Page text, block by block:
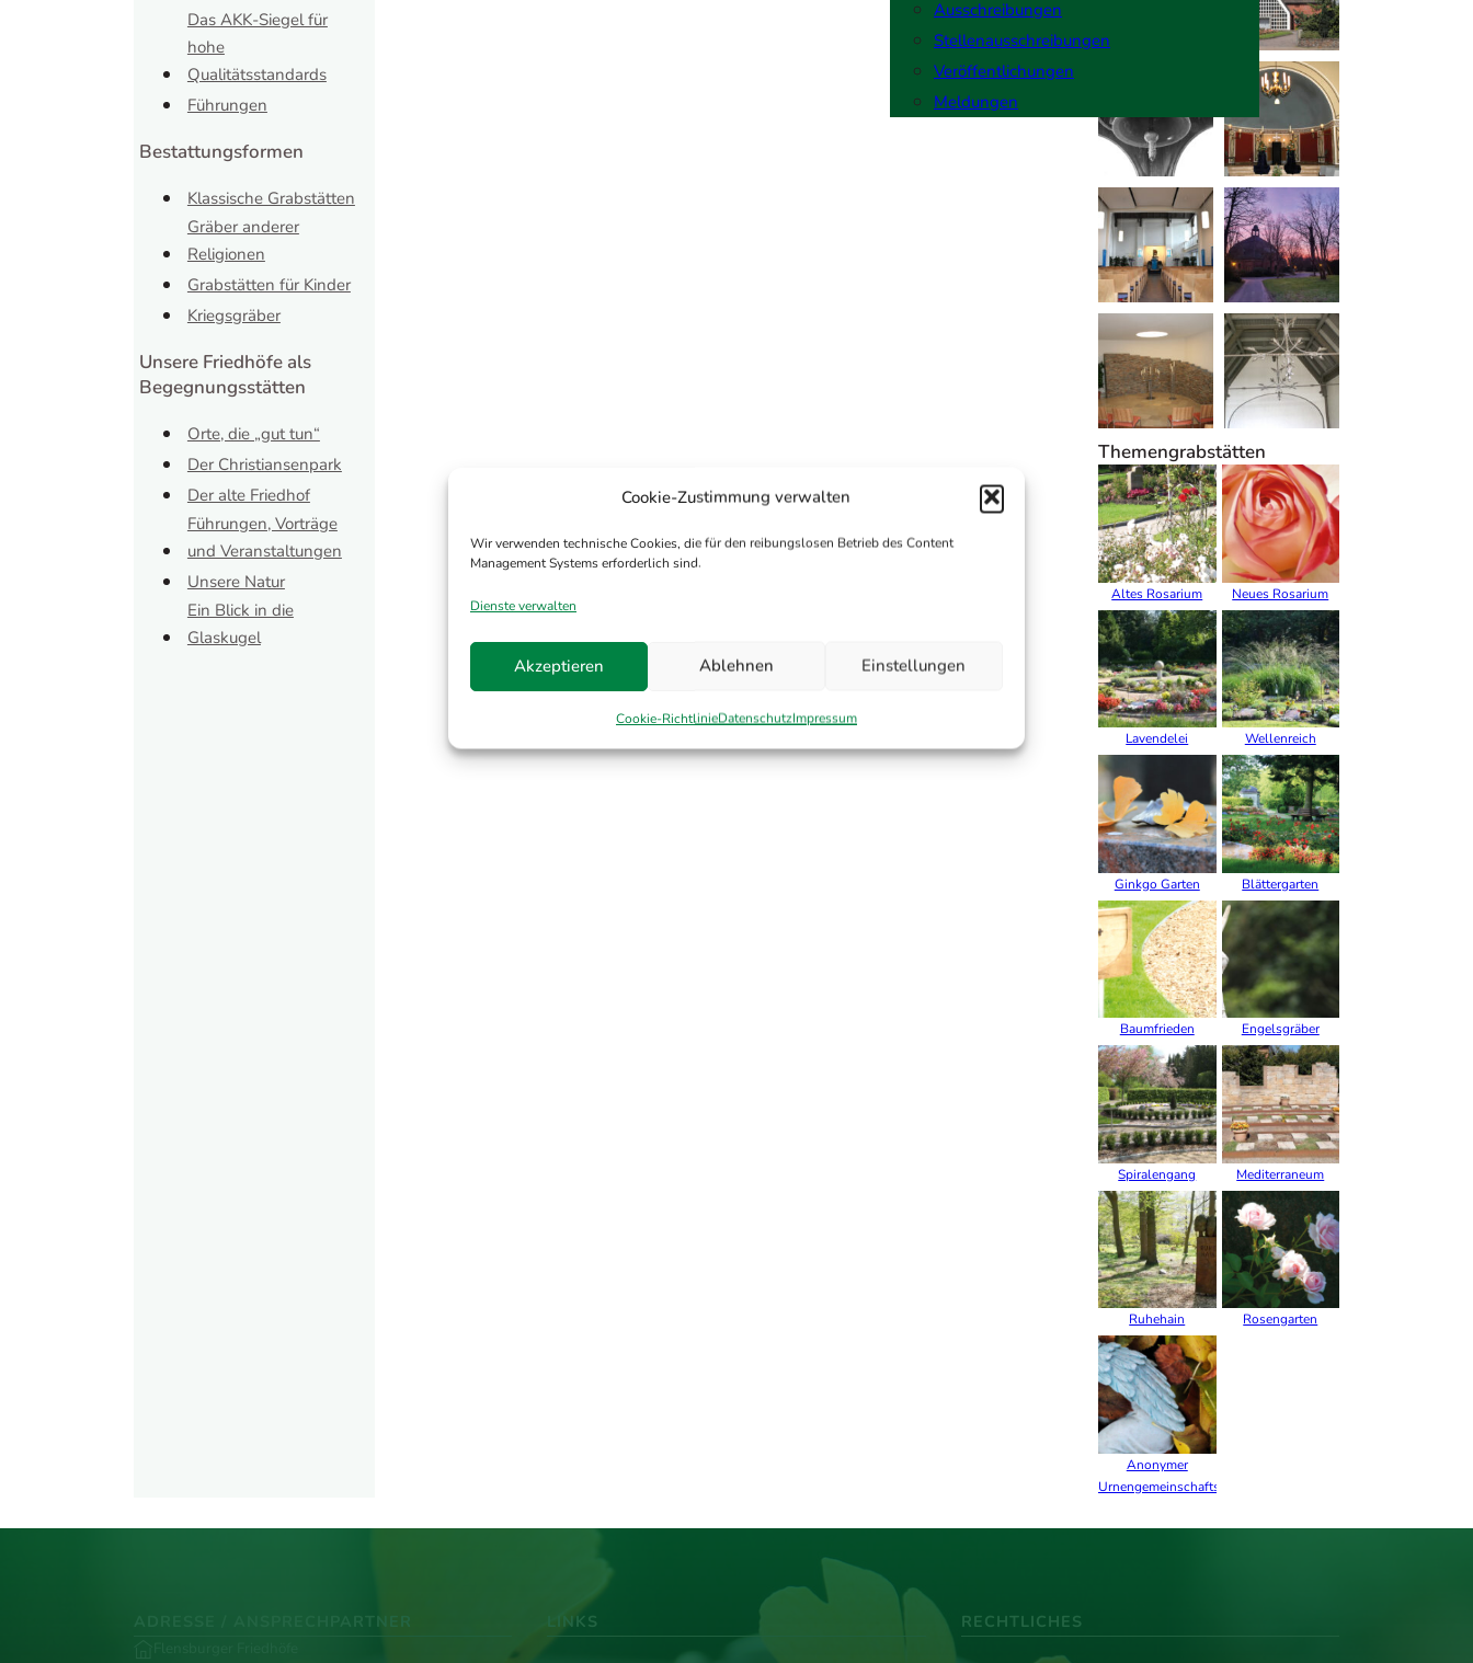
Cookie-Zustimmung verwalten
Wir verwenden technische Cookies, die für den reibungslosen Betrieb des Content
Management Systems erforderlich sind.
Dienste verwalten
Akzeptieren Ablehnen Einstellungen
Cookie-RichtlinieDatenschutzImpressum
Ausschreibungen
Stellenausschreibungen
Veröffentlichungen
Meldungen
Das AKK-Siegel für
hohe
Qualitätsstandards
Führungen
Bestattungsformen
Klassische Grabstätten
Gräber anderer
Religionen
Grabstätten für Kinder
Kriegsgräber
Unsere Friedhöfe als
Begegnungsstätten
Orte, die „gut tun“
Der Christiansenpark
Der alte Friedhof
Führungen, Vorträge
und Veranstaltungen
Unsere Natur
Ein Blick in die
Glaskugel
Themengrabstätten
Altes Rosarium Neues Rosarium
Lavendelei Wellenreich
Ginkgo Garten Blättergarten
Baumfrieden Engelsgräber
Spiralengang Mediterraneum
Ruhehain Rosengarten
Anonymer
Urnengemeinschaftshain
ADRESSE / ANSPRECHPARTNER LINKS RECHTLICHES